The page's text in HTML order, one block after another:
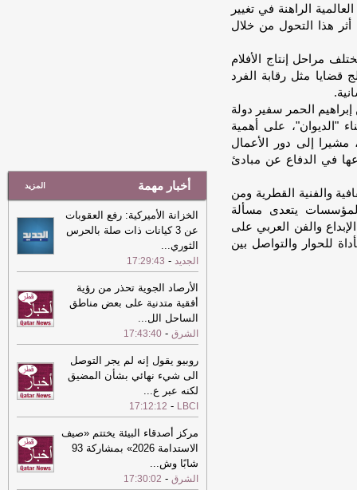
الراهنة في تغيير
أثر هذا التحول من خلال
مراحل إنتاج الأفلام
قضايا مثل رقابة الفرد
الحمر سفير دولة
"الديوان"، على أهمية
مشيرا إلى دور الأعمال
في الدفاع عن مبادئ
والفنية القطرية ومن
يتعدى مسألة
والفن العربي على
للحوار والتواصل بين
بوليفيا-العرب القطرية
08:34 سمو الأمير يهنئ رئيس بوليفيا-
العرب القطرية
07:35 ارتفاع أسعار الذهب بنسبة 1% -
الشرق
07:24
الأرصاد الجوية: طقس حار نهارا
مع غبار عالق على الساحل-الشرق
07:24
الأرصاد الجوية: طقس حار نهارا
مع غبار عالق على الساحل
برامج لتعزيز الهوية الإسلامية لدى
أبناء الجاليات - الشرق
07:03
متقاعدون لـ "الشرق": العلاج
بالمستشفيات الخاصة يستنزف معاشات
المتقاعدين
07:03
اختصاصيات تغذية لـ "الشرق":
الأطعمة فائقة التصنيع أكثر خطورة على
الصحة- الشرق
أخبار مهمة المزيد
الخزانة الأميركية: رفع العقوبات
عن 3 كيانات ذات صلة بالحرس
الثوري...
الجديد -
17:29:43
الأرصاد الجوية تحذر من رؤية
أفقية متدنية على بعض مناطق
الساحل الل...
الشرق -
17:43:40
روبيو يقول إنه لم يجر التوصل
الى شيء نهائي بشأن المضيق
لكنه عبر ع...
LBCI
-
17:12:12
مركز أصدقاء البيئة يختتم «صيف
الاستدامة 2026» بمشاركة 93
شابًا وش...
الشرق -
17:30:02